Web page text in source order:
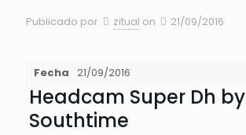
Publicado por zitual on 21/09/2016
Fecha 21/09/2016
Headcam Super Dh by
Southtime